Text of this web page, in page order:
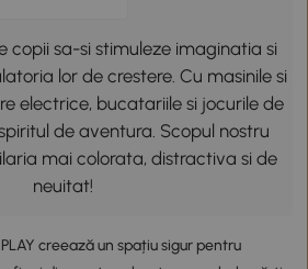
copii sa-si stimuleze imaginatia si
lor de crestere. Cu masinile si
electrice, bucatariile si jocurile de
de aventura. Scopul nostru
mai colorata, distractiva si de
neuitat!
creează un spațiu sigur pentru